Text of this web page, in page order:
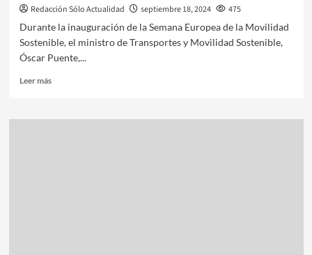
Redacción Sólo Actualidad septiembre 18, 2024
475
Durante la inauguración de la Semana Europea de la Movilidad
Sostenible, el ministro de Transportes y Movilidad Sostenible,
Óscar Puente,...
Leer más